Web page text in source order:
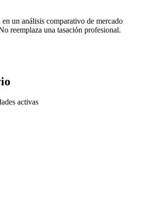
en un análisis comparativo de mercado
reemplaza una tasación profesional.
activas